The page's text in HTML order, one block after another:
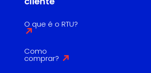
O que é o RTU?
Como
comprar?